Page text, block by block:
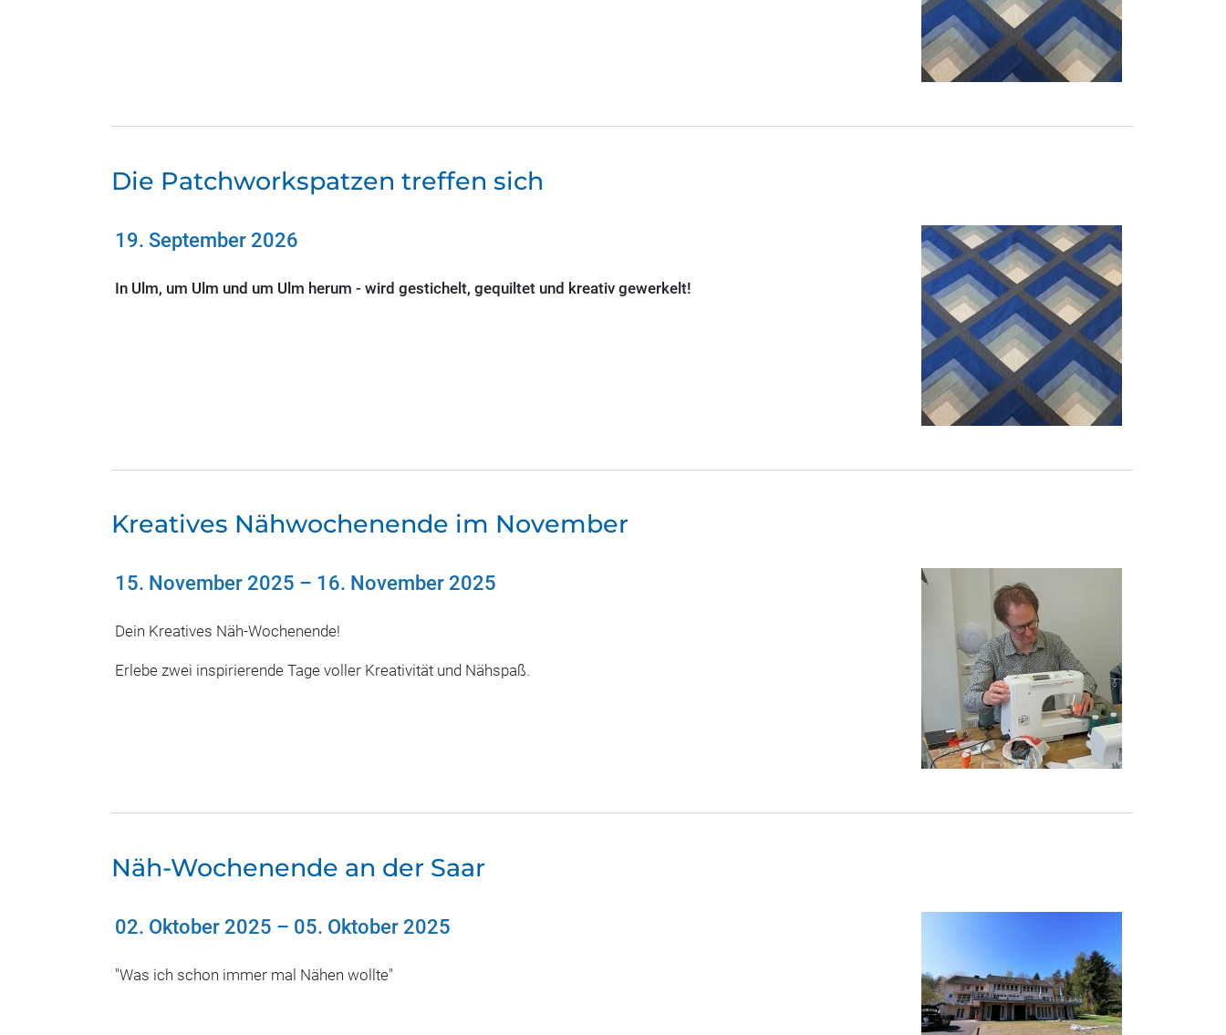
Die Patchworkspatzen treffen sich
19. September 2026
In Ulm, um Ulm und um Ulm herum - wird gestichelt, gequiltet und kreativ gewerkelt!
Kreatives Nähwochenende im November
15. November 2025 – 16. November 2025
Dein Kreatives Näh-Wochenende!
Erlebe zwei inspirierende Tage voller Kreativität und Nähspaß.
Näh-Wochenende an der Saar
02. Oktober 2025 – 05. Oktober 2025
"Was ich schon immer mal Nähen wollte"